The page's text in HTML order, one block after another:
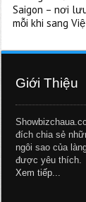
Saigon – nơi
mỗi khi sang
Giới Thiệu
đích chia sẻ
ngôi sao của
được yêu thích.
Xem tiếp...